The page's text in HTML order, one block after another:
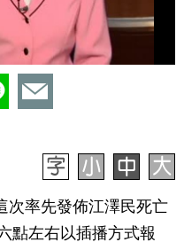
次率先發佈江澤民死亡
點左右以插播方式報